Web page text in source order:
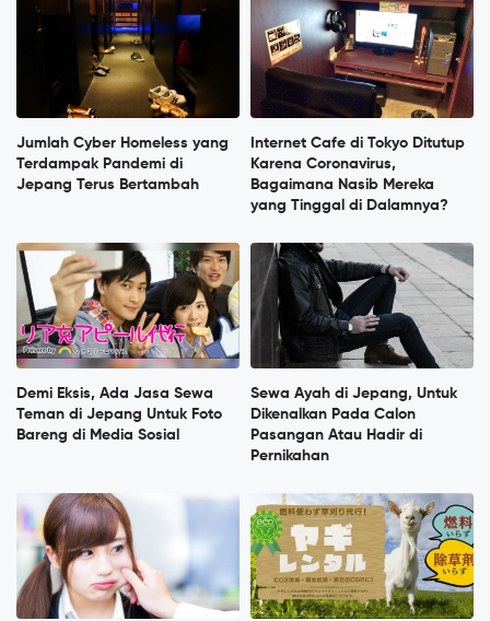
Jumlah Cyber Homeless yang
Terdampak Pandemi di
Jepang Terus Bertambah
Internet Cafe di Tokyo Ditutup
Karena Coronavirus,
Bagaimana Nasib Mereka
yang Tinggal di Dalamnya?
Demi Eksis, Ada Jasa Sewa
Teman di Jepang Untuk Foto
Bareng di Media Sosial
Sewa Ayah di Jepang, Untuk
Dikenalkan Pada Calon
Pasangan Atau Hadir di
Pernikahan